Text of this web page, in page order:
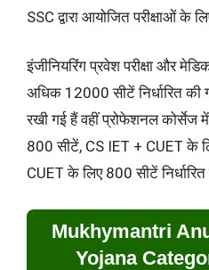
SSC द्वारा आयोजित परीक्षाओं के
इंजीनियरिंग प्रवेश परीक्षा और
अधिक 12000 सीटें निर्धारित की
रखी गई हैं वहीं प्रोफेशनल कोर्सेज
800 सीटें, CS IET + CUET के
CUET के लिए 800 सीटें
Mukhymantri
Yojana